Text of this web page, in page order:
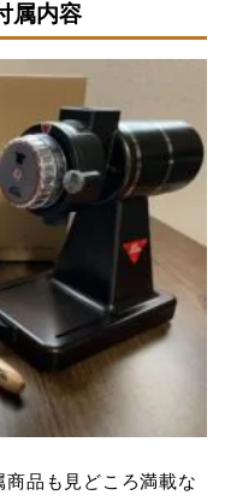
属内容
品も見どころ満載な